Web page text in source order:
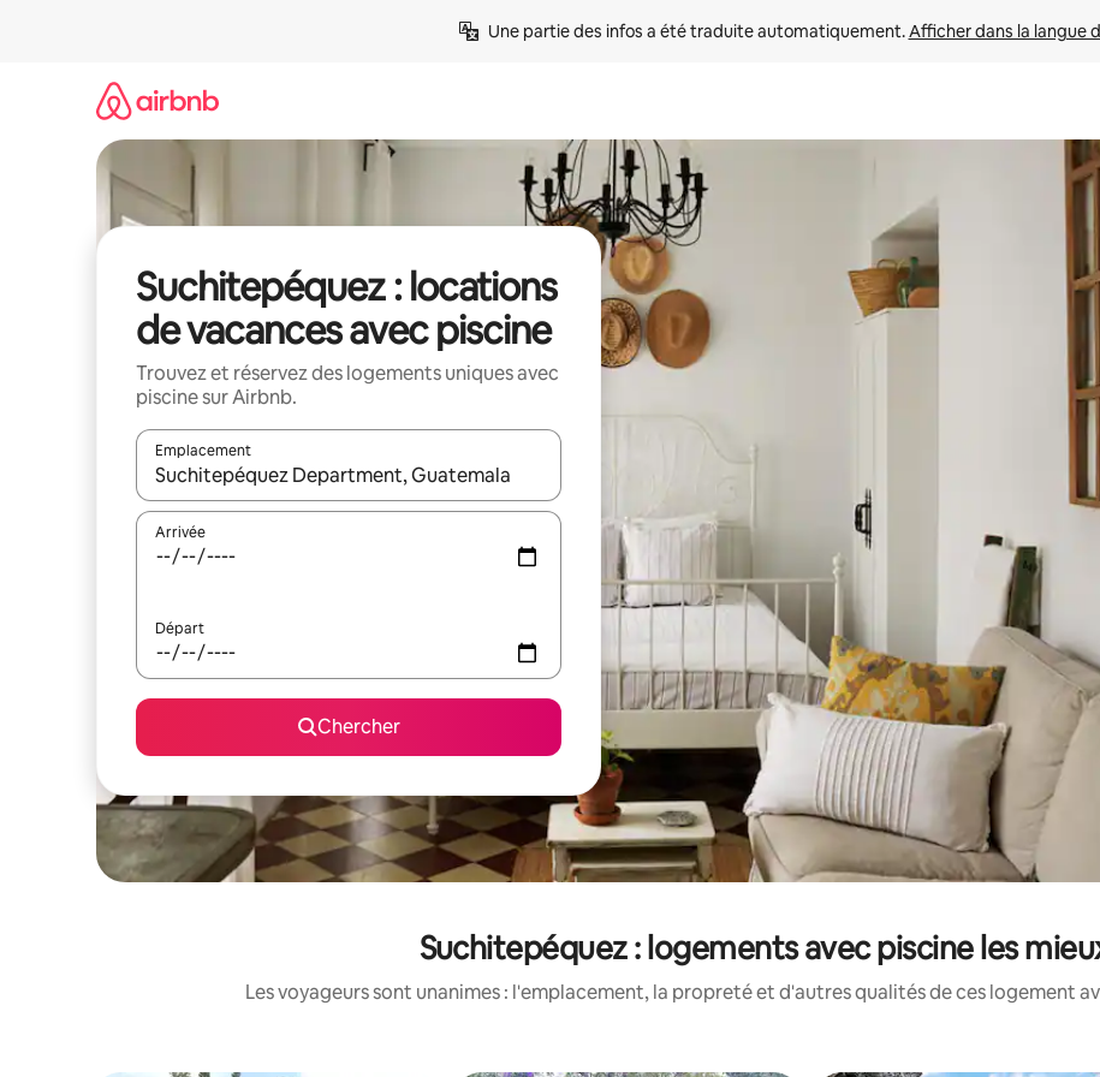
Une partie des infos a été traduite automatiquement. Afficher dans la langue
Suchitepéquez : locations
de vacances avec piscine
Trouvez et réservez des logements uniques avec
piscine sur Airbnb.
Emplacement
Quand les résultats sont affichés, parcourez-les en utilisant les flèches vers le haut et vers le bas, ou en appuyant dessus
Arrivée
Départ
Chercher
Suchitepéquez : logements avec piscine les
Les voyageurs sont unanimes : l'emplacement, la propreté et d'autres qualités de ces logement